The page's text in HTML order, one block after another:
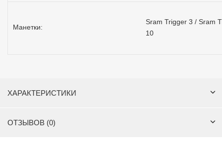
Манетки:
Sram Trigger 3 / Sram
10
ХАРАКТЕРИСТИКИ
ОТЗЫВОВ (0)